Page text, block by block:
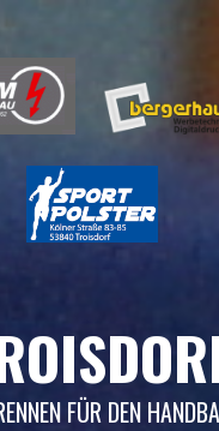
FÜR DEN